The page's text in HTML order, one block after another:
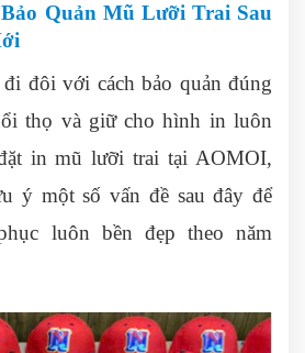
Quản Mũ Lưỡi Trai Sau
đi đôi với cách bảo quản đúng
thọ và giữ cho hình in luôn
in mũ lưỡi trai tại AOMOI,
ý một số vấn đề sau đây để
luôn bền đẹp theo năm